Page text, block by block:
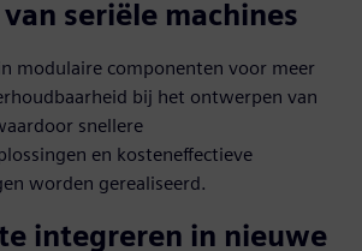
seriële machines
modulaire componenten voor meer
bij het ontwerpen van
snellere
en kosteneffectieve
worden gerealiseerd.
integreren in nieuwe